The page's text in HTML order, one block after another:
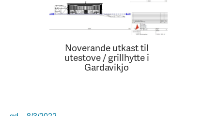
Noverande utkast til
utestove / grillhytte i
Gardavikjo